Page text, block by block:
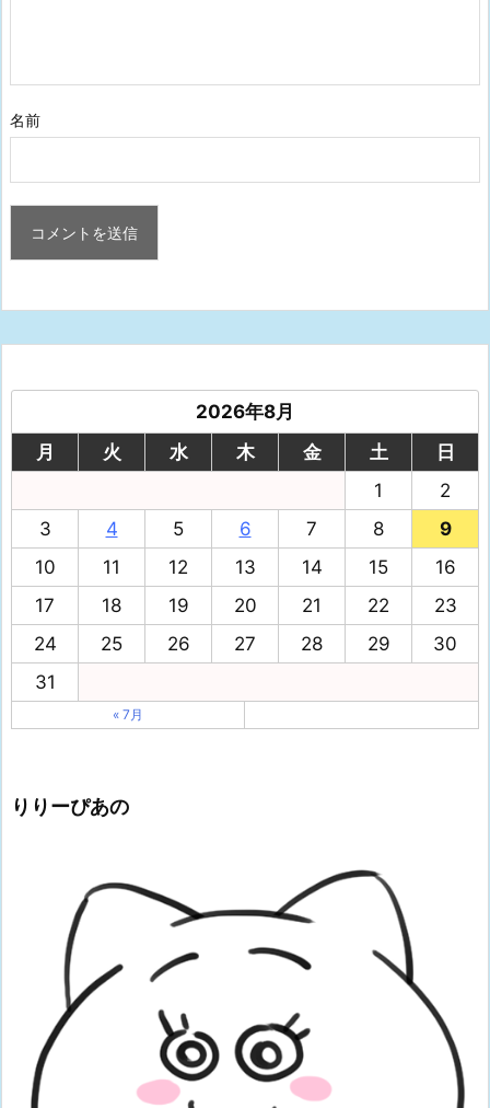
名前
2026年8月
月
火 水 木 金 土
日
1
2
3
4 5 6 7 8
9
10
11 12 13 14 15
16
17
18 19 20 21 22
23
24
25 26 27 28 29
30
31
« 7月
りりーぴあの